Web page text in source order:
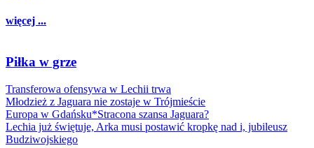
więcej ...
Piłka w grze
Transferowa ofensywa w Lechii trwa
Młodzież z Jaguara nie zostaje w Trójmieście
Europa w Gdańsku*Stracona szansa Jaguara?
Lechia już świętuje, Arka musi postawić kropkę nad i, jubileusz
Budziwojskiego